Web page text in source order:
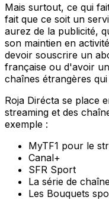
Mais surtout, ce qui
fait que ce soit un
aurez de la publicité,
son maintien en
devoir souscrire un
française ou d'avoir
chaînes étrangères
Roja Dirécta se place
streaming et des
exemple :
MyTF1 pour le
Canal+
SFR Sport
La série de
Les Bouquets